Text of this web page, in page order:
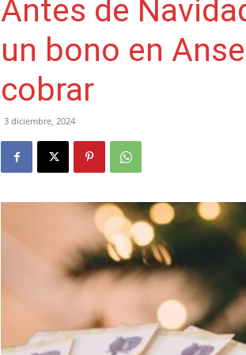
Antes de
un bono en
cobrar
3 diciembre, 2024